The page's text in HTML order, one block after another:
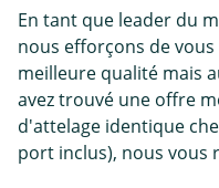
En tant que leader du
nous efforçons de
meilleure qualité mais
avez trouvé une offre
d'attelage identique
port inclus), nous vous